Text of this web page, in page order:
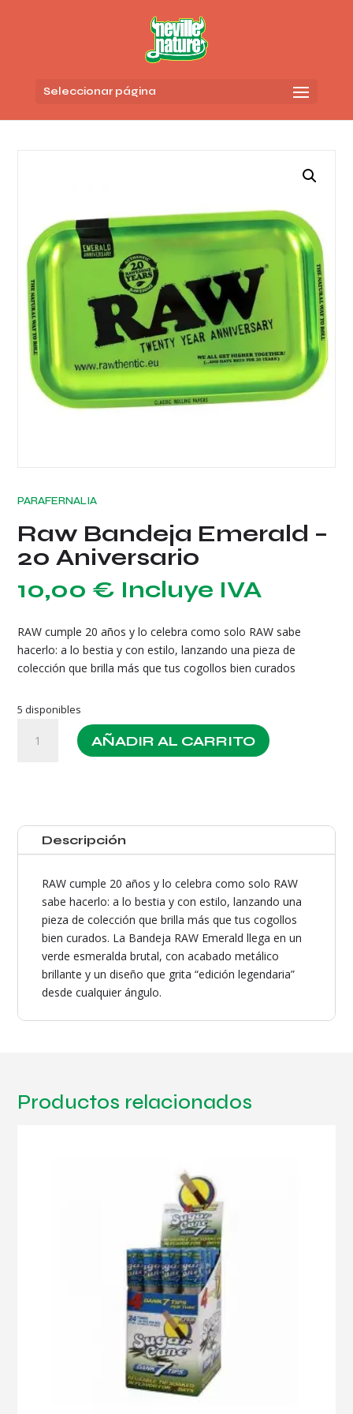
Seleccionar página
PARAFERNALIA
Raw Bandeja Emerald –
20 Aniversario
10,00 € Incluye IVA
RAW cumple 20 años y lo celebra como solo RAW sabe
hacerlo: a lo bestia y con estilo, lanzando una pieza de
colección que brilla más que tus cogollos bien curados
5 disponibles
Bandeja
cantidad
AÑADIR AL CARRITO
Descripción
RAW cumple 20 años y lo celebra como solo RAW
sabe hacerlo: a lo bestia y con estilo, lanzando una
pieza de colección que brilla más que tus cogollos
bien curados. La Bandeja RAW Emerald llega en un
verde esmeralda brutal, con acabado metálico
brillante y un diseño que grita “edición legendaria”
desde cualquier ángulo.
Productos relacionados